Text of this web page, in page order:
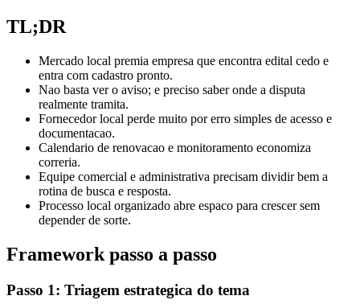
TL;DR
Mercado local premia empresa que encontra edital cedo e
entra com cadastro pronto.
Nao basta ver o aviso; e preciso saber onde a disputa
realmente tramita.
Fornecedor local perde muito por erro simples de acesso e
documentacao.
Calendario de renovacao e monitoramento economiza
correria.
Equipe comercial e administrativa precisam dividir bem a
rotina de busca e resposta.
Processo local organizado abre espaco para crescer sem
depender de sorte.
Framework passo a passo
Passo 1: Triagem estrategica do tema